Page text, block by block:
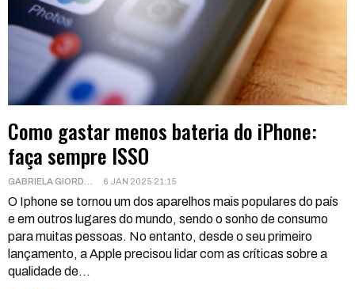
Como gastar menos bateria do iPhone:
faça sempre ISSO
6 JAN 2025 21:15
O Iphone se tornou um dos aparelhos mais populares do país
e em outros lugares do mundo, sendo o sonho de consumo
para muitas pessoas. No entanto, desde o seu primeiro
lançamento, a Apple precisou lidar com as críticas sobre a
qualidade de…